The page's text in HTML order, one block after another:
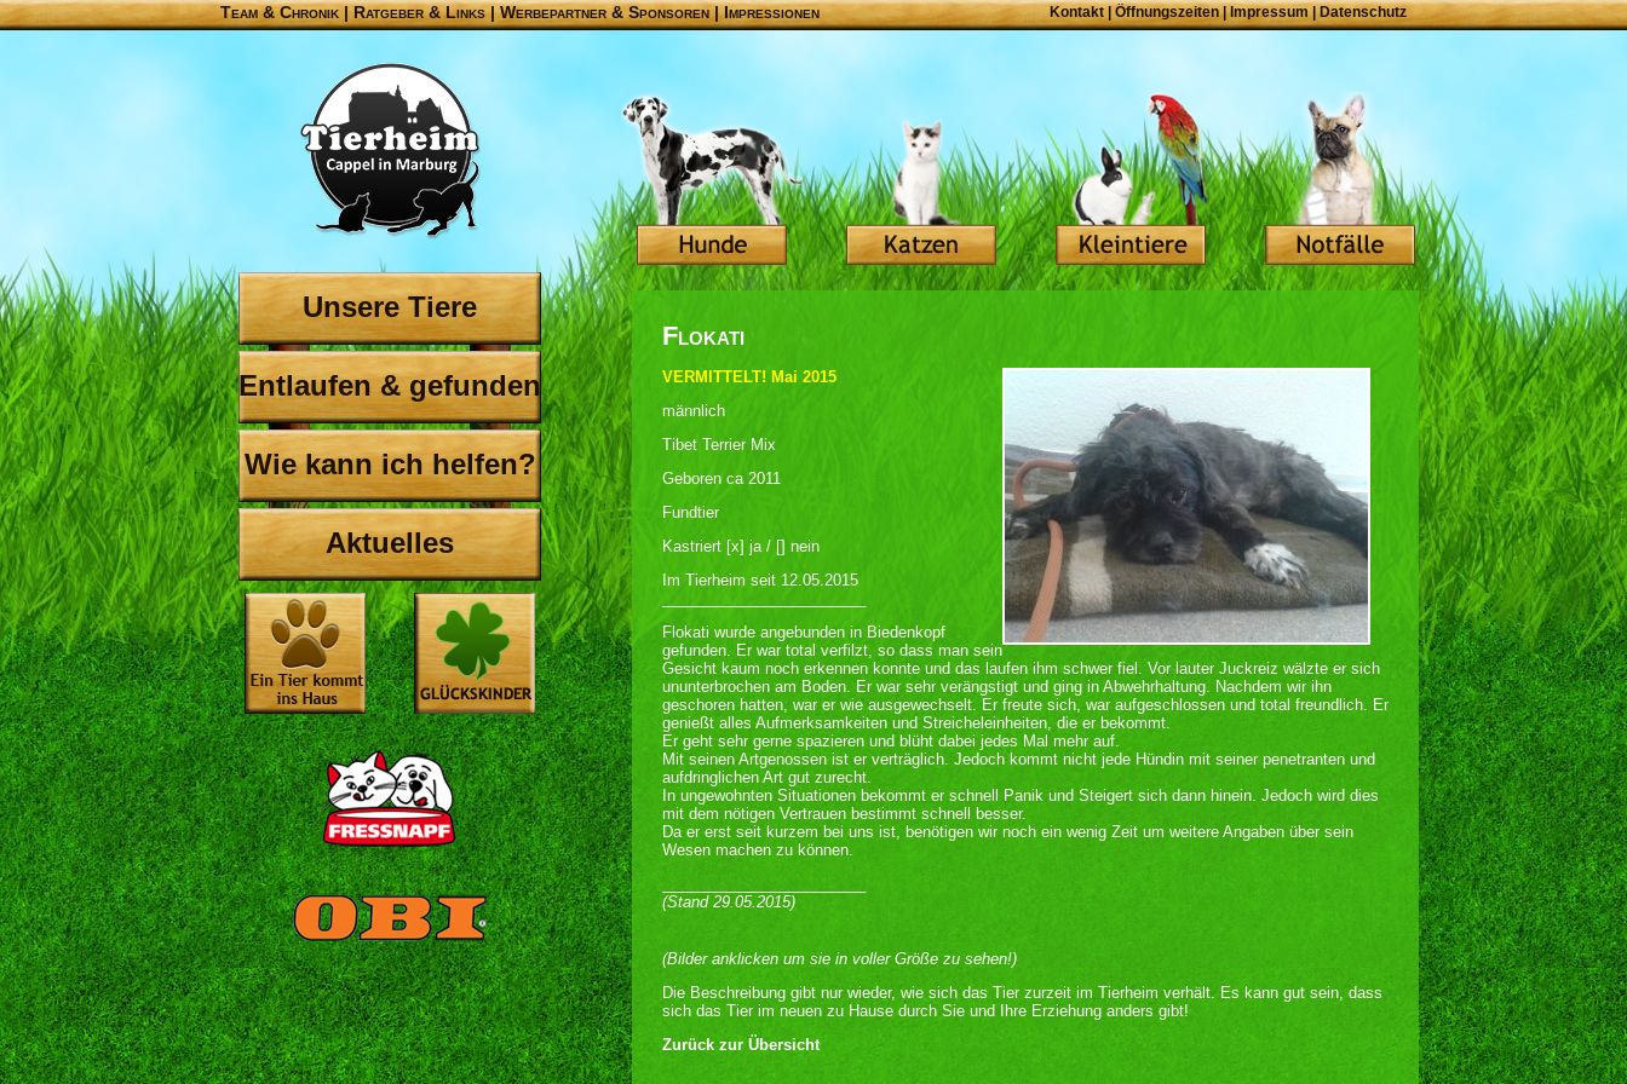
Team & Chronik |Ratgeber & Links|Werbepartner & Sponsoren|Impressionen Kontakt Öffnungszeiten| Impressum|Datenschutz
Unsere Tiere
Entlaufen & gefunden
Wie kann ich helfen?
Aktuelles
Flokati
VERMITTELT! Mai 2015
männlich
Tibet Terrier Mix
Geboren ca 2011
Fundtier
Kastriert [x] ja / [] nein
Im Tierheim seit 12.05.2015
Flokati wurde angebunden in Biedenkopf
gefunden. Er war total verfilzt, so dass man sein
Gesicht kaum noch erkennen konnte und das laufen ihm schwer fiel. Vor lauter Juckreiz wälzte er sich
ununterbrochen am Boden. Er war sehr verängstigt und ging in Abwehrhaltung. Nachdem wir ihn
geschoren hatten, war er wie ausgewechselt. Er freute sich, war aufgeschlossen und total freundlich. Er
genießt alles Aufmerksamkeiten und Streicheleinheiten, die er bekommt.
Er geht sehr gerne spazieren und blüht dabei jedes Mal mehr auf.
Mit seinen Artgenossen ist er verträglich. Jedoch kommt nicht jede Hündin mit seiner penetranten und
aufdringlichen Art gut zurecht.
In ungewohnten Situationen bekommt er schnell Panik und Steigert sich dann hinein. Jedoch wird dies
mit dem nötigen Vertrauen bestimmt schnell besser.
Da er erst seit kurzem bei uns ist, benötigen wir noch ein wenig Zeit um weitere Angaben über sein
Wesen machen zu können.
(Stand 29.05.2015)
(Bilder anklicken um sie in voller Größe zu sehen!)
Die Beschreibung gibt nur wieder, wie sich das Tier zurzeit im Tierheim verhält. Es kann gut sein, dass
sich das Tier im neuen zu Hause durch Sie und Ihre Erziehung anders gibt!
Zurück zur Übersicht